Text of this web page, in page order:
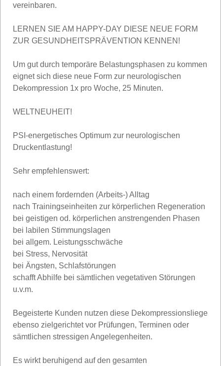
vereinbaren.
LERNEN SIE AM HAPPY-DAY DIESE NEUE FORM
ZUR GESUNDHEITSPRÄVENTION KENNEN!
Um gut durch temporäre Belastungsphasen zu kommen
eignet sich diese neue Form zur neurologischen
Dekompression 1x pro Woche, 25 Minuten.
WELTNEUHEIT!
PSI-energetisches Optimum zur neurologischen
Druckentlastung!
Sehr empfehlenswert:
nach einem fordernden (Arbeits-) Alltag
nach Trainingseinheiten zur körperlichen Regeneration
bei geistigen od. körperlichen anstrengenden Phasen
bei labilen Stimmungslagen
bei allgem. Leistungsschwäche
bei Stress, Nervosität
bei Ängsten, Schlafstörungen
schafft Abhilfe bei sämtlichen vegetativen Störungen
u.v.m.
Begeisterte Kunden nutzen diese Dekompressionsliege
ebenso zielgerichtet vor Prüfungen, Terminen oder
sämtlichen stressigen Angelegenheiten.
Es wirkt beruhigend auf den gesamten